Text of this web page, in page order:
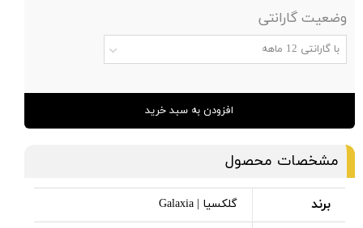
وضعیت گارانتی
با گارانتی 12 ماهه
افزودن به سبد خرید
مشخصات محصول
برند گلکسیا | Galaxia